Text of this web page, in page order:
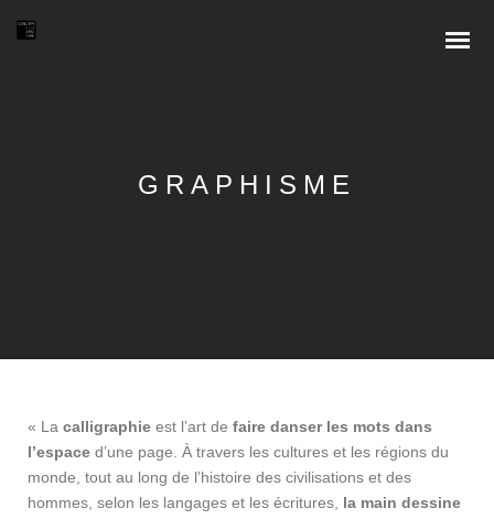
GRAPHISME
« La calligraphie est l’art de faire danser les mots dans
l’espace d’une page. À travers les cultures et les régions du
monde, tout au long de l’histoire des civilisations et des
hommes, selon les langages et les écritures, la main dessine